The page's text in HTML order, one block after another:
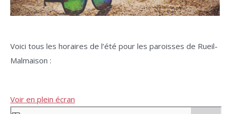
Voici tous les horaires de l’été pour les paroisses de Rueil-
Malmaison :
Voir en plein écran